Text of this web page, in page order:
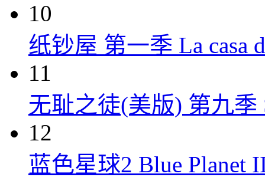
10
纸钞屋 第一季 La casa
11
无耻之徒(美版) 第九季
12
蓝色星球2 Blue Planet